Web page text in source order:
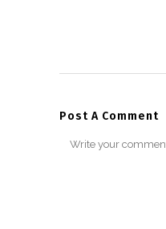
Post A Comment